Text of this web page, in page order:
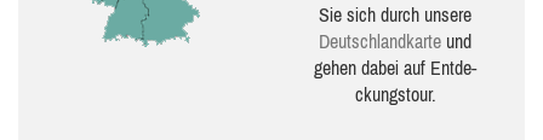
Sie sich durch unsere
Deutsch­land­karte und
gehen dabei auf Ent­de­
ckungs­tour.